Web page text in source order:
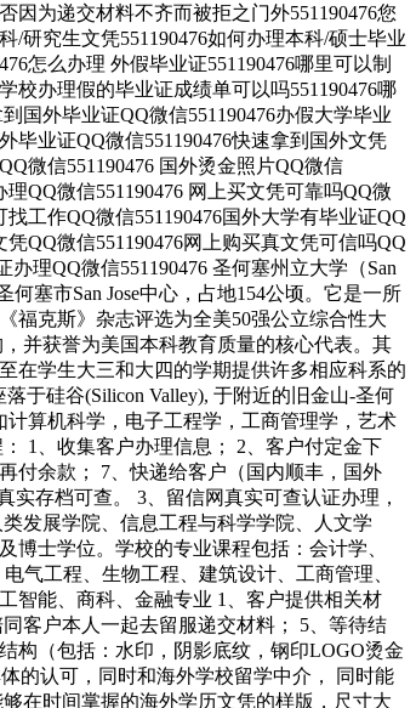
因为递交材料不齐而被拒之门外551190476您
研究生文凭551190476如何办理本科/硕士毕业
怎么办理 外假毕业证551190476哪里可以制
校办理假的毕业证成绩单可以吗551190476哪
国外毕业证QQ微信551190476办假大学毕业
毕业证QQ微信551190476快速拿到国外文凭
微信551190476 国外烫金照片QQ微信
QQ微信551190476 网上买文凭可靠吗QQ微
工作QQ微信551190476国外大学有毕业证QQ
QQ微信551190476网上购买真文凭可信吗QQ
理QQ微信551190476 圣何塞州立大学（San
塞市San Jose中心，占地154公顷。它是一所
福克斯》杂志评选为全美50强公立综合性大
并获誉为美国本科教育质量的核心代表。其
在学生大三和大四的学期提供许多相应科系的
于硅谷(Silicon Valley), 于附近的旧金山-圣何
算机科学，电子工程学，工商管理学，艺术
1、收集客户办理信息； 2、客户付定金下
付余款； 7、快递给客户（国内顺丰，国外
存档可查。 3、留信网真实可查认证办理，
发展学院、信息工程与科学学院、人文学
士学位。学校的专业课程包括：会计学、
气工程、生物工程、建筑设计、工商管理、
智能、商科、金融专业 1、客户提供相关材
客户本人一起去留服递交材料； 5、等待结
构（包括：水印，阴影底纹，钢印LOGO烫金
的认可，同时和海外学校留学中介， 同时能
在时间掌握的海外学历文凭的样版，尺寸大